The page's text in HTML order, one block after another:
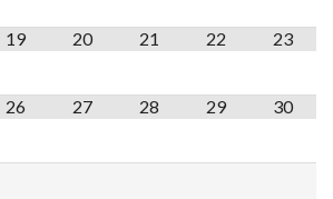
19 20 21 22 23
26 27 28 29 30